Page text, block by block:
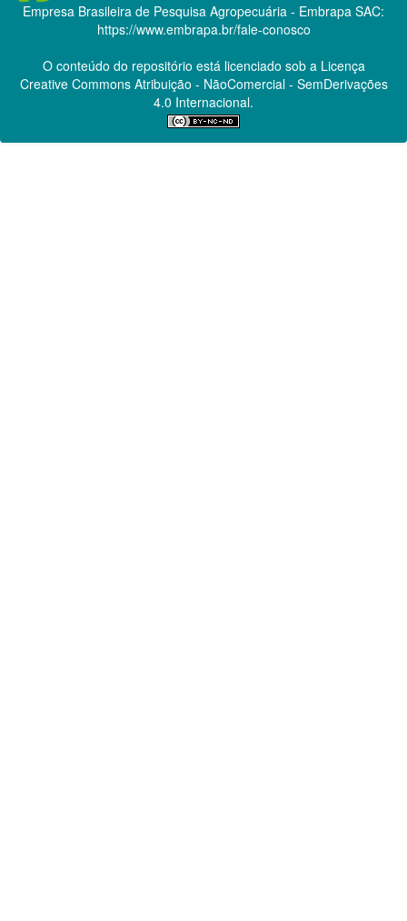
Empresa Brasileira de Pesquisa Agropecuária - Embrapa SAC:
https://www.embrapa.br/fale-conosco
O conteúdo do repositório está licenciado sob a Licença
Creative CommonsAtribuição - NãoComercial - SemDerivações
4.0 Internacional.